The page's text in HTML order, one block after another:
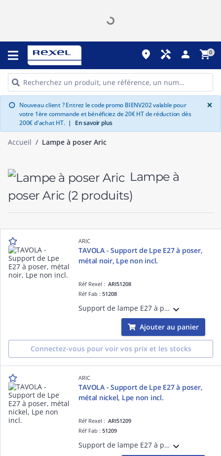
place handyman person shopping_cart0
info Nouveau client ? Entrez le code promo BIENV202 valable pour
votre 1ère commande et bénéficiez de 20€ HT de réduction dès
200€ d'achat HT. | En savoir plus
×
Accueil Lampe à poser Aric
Lampe à
poser Aric (2 produits)
ARIC
TAVOLA - Support de Lpe E27 à poser,
métal noir, Lpe non incl.
Réf Rexel :ARI51208
Réf Fab :51208
Support de lampe E27 à poser, métal noir, 60W/13W max en LED, précâblé avec interrupteur et fiche secteur.
Ajouter au panier
Connectez-vous pour voir vos prix et les stocks
ARIC
TAVOLA - Support de Lpe E27 à poser,
métal nickel, Lpe non incl.
Réf Rexel :ARI51209
Réf Fab :51209
Support de lampe E27 à poser, métal nickel, 60W/13W max en LED, précâblé avec interrupteur et fiche secteur.